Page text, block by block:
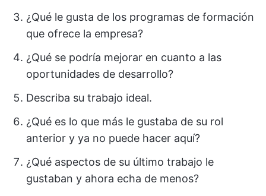
¿Qué le gusta de los programas de formación
que ofrece la empresa?
¿Qué se podría mejorar en cuanto a las
oportunidades de desarrollo?
Describa su trabajo ideal.
¿Qué es lo que más le gustaba de su rol
anterior y ya no puede hacer aquí?
¿Qué aspectos de su último trabajo le
gustaban y ahora echa de menos?